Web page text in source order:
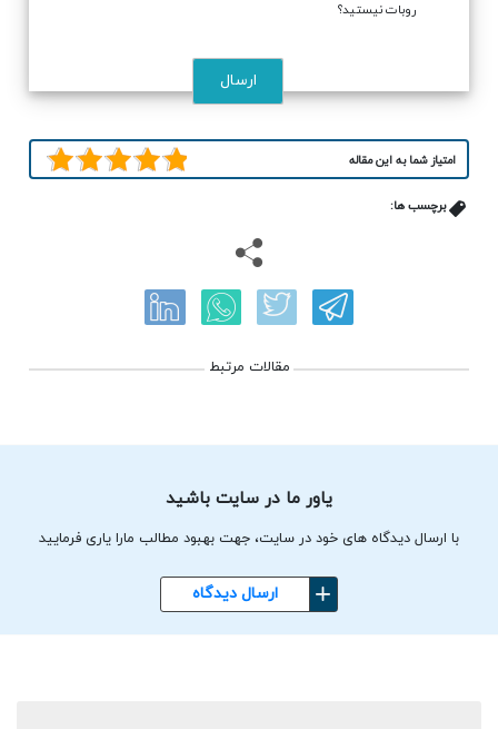
روبات نیستید؟
امتیاز شما به این مقاله
برچسب ها:
مقالات مرتبط
یاور ما در سایت باشید
با ارسال دیدگاه های خود در سایت، جهت بهبود مطالب مارا یاری فرمایید
ارسال دیدگاه